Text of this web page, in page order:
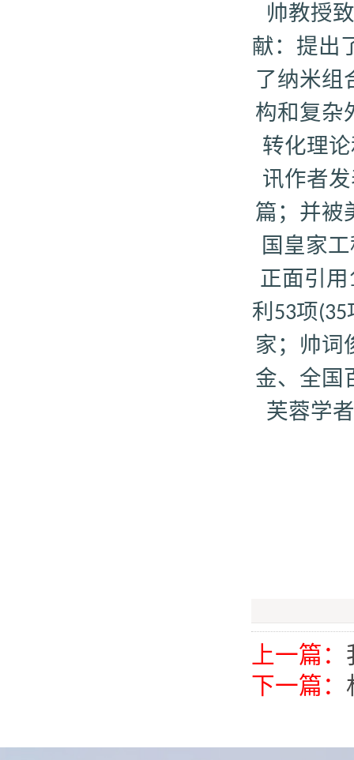
帅教授
献：提出
了纳米组
构和复杂
转化理
讯作者
篇；并被
国皇家
正面引用
利 53项(35
家；帅词
金、全国
芙蓉学
上一篇：
下一篇：